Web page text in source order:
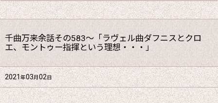
千曲万来余話その583～「ラヴェル曲ダフニスとクロ
エ、モントゥー指揮という理想・・・」
2021年03月02日